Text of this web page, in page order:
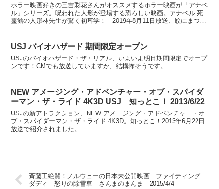
ホラー映画好きの三吉彩花さんがオススメするホラー映画が「アナベ
ル」シリーズ。呪われた人形が登場する恐ろしい映画。アナベル 死
霊館の人形林先生が驚く初耳学！ 2019年8月11日放送、蚊にまつわ
USJ バイオハザード 期間限定オープン
USJのバイオハザード・ザ・リアル、いよいよ明日期間限定でオープ
ンです！CMでも放送していますが、結構怖そうです。
NEW アメージング・アドベンチャー・オブ・スパイダ
ーマン・ザ・ライド 4K3D USJ 知っとこ！ 2013/6/22
USJの新アトラクション、NEW アメージング・アドベンチャー・オ
ブ・スパイダーマン・ザ・ライド 4K3D。知っとこ！2013年6月22日
放送で紹介されました。
斉藤工絶賛！ノルウェーの日本未公開映画 ファイティング
ダディ 怒りの除雪車 さんまのまんま 2015/4/4